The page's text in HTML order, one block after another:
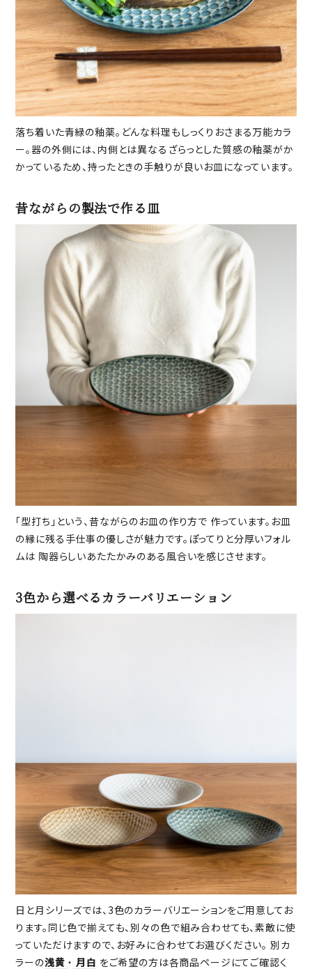
落ち着いた青緑の釉薬。どんな料理もしっくりおさまる万能カラ
ー。器の外側には、内側とは異なるざらっとした質感の釉薬がか
かっているため、持ったときの手触りが良いお皿になっています。
昔ながらの製法で作る皿
「型打ち」という、昔ながらのお皿の作り方で 作っています。お皿
の縁に残る手仕事の優しさが魅力です。ぽってりと分厚いフォル
ムは 陶器らしいあたたかみのある風合いを感じさせます。
3色から選べるカラーバリエーション
日と月シリーズでは、3色のカラーバリエーションをご用意してお
ります。同じ色で揃えても、別々の色で組み合わせても、素敵に使
っていただけますので、お好みに合わせてお選びください。 別カ
ラーの浅黄 ・ 月白 をご希望の方は各商品ページにてご確認く